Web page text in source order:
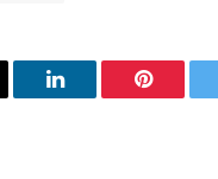
LinkedIn Pinterest